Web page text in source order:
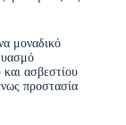
μοναδικό
ασβεστίου
προστασία